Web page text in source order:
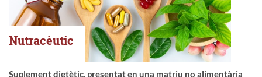
Nutracèutic
Suplement dietètic, presentat en una matriu no alimentària